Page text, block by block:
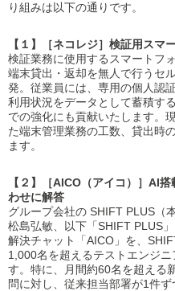
り組みは以下の通りです。
【１】［ネコレジ］検証用スマ
検証業務に使用するスマートフ
端末貸出・返却を無人で行うセ
発。従業員には、専用の個人認
利用状況をデータとして蓄積す
での強化にも貢献いたします。
た端末管理業務の工数、貸出時
ます。
【２】［AICO（アイコ）］AI
わせに解答
グループ会社の SHIFT PLUS（
松島弘敏、以下「SHIFT PLUS
解決チャット「AICO」を、
1,000名を超えるテストエンジ
す。特に、月間約60名を超える
問に対し、従来担当部署が1件